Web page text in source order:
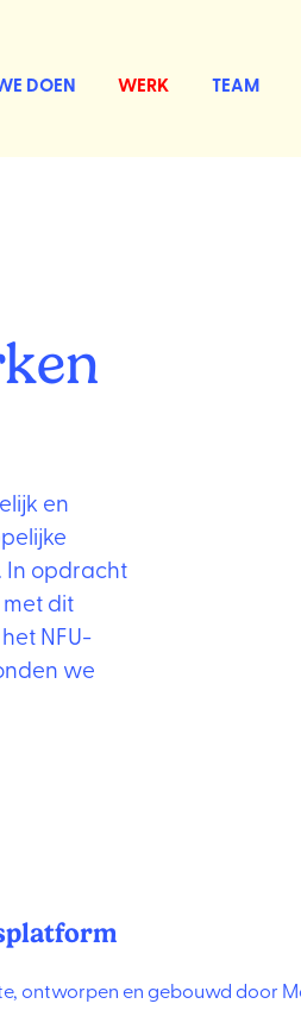
DOEN WERK TEAM
en
. In opdracht
dit
NFU-
we
ontworpen en gebouwd door